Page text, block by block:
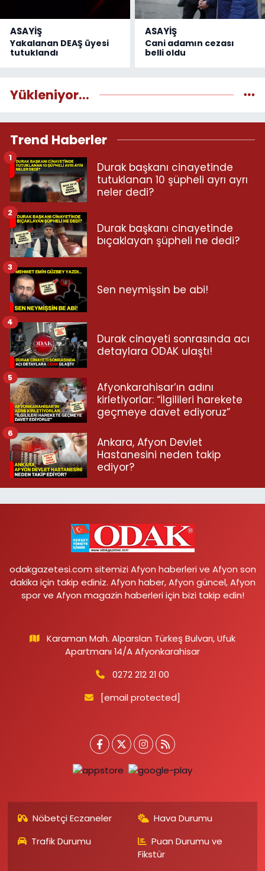
ASAYİŞ
Yakalanan DEAŞ üyesi
tutuklandı
ASAYİŞ
Cani adamın cezası
belli oldu
Yükleniyor...
Trend Haberler
Durak başkanı cinayetinde
tutuklanan 10 şüpheli ayrı ayrı
neler dedi?
1
Durak başkanı cinayetinde
bıçaklayan şüpheli ne dedi?
2
Sen neymişsin be abi!
3
Durak cinayeti sonrasında acı
detaylara ODAK ulaştı!
4
Afyonkarahisar’ın adını
kirletiyorlar: “İlgilileri harekete
geçmeye davet ediyoruz”
5
Ankara, Afyon Devlet
Hastanesini neden takip
ediyor?
6
odakgazetesi.com sitemizi Afyon haberleri ve Afyon son
dakika için takip ediniz. Afyon haber, Afyon güncel, Afyon
spor ve Afyon magazin haberleri için bizi takip edin!
Karaman Mah. Alparslan Türkeş Bulvarı, Ufuk
Apartmanı 14/A Afyonkarahisar
0272 212 21 00
[email protected]
Nöbetçi Eczaneler
Hava Durumu
Trafik Durumu
Puan Durumu ve
Fikstür